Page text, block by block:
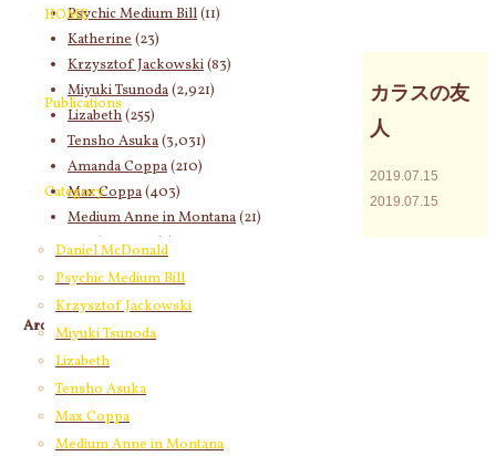
HOME
Publications
Category
Daniel McDonald
Psychic Medium Bill
Krzysztof Jackowski
Miyuki Tsunoda
Lizabeth
Tensho Asuka
Max Coppa
Medium Anne in Montana
カラスの友
人
2019.07.15
2019.07.15
Psychic Medium Bill(11)
Katherine(23)
Krzysztof Jackowski(83)
Miyuki Tsunoda(2,921)
Lizabeth(255)
Tensho Asuka(3,031)
Amanda Coppa(210)
Max Coppa(403)
Medium Anne in Montana(21)
Cynthia Rose(4)
Archives
2026年8月
2026年7月(58)
2026年6月
2026年5月(67)